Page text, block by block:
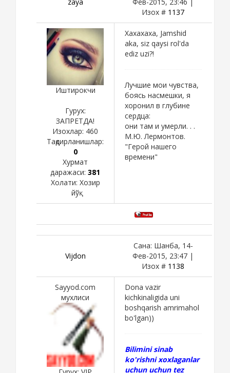
Изох # 1137
Иштирокчи
Гурух:
ЗАПРЕТДА!
Изохлар: 460
Тақдирланишлар:
0
Хурмат
даражаси: 381
Холати: Хозир
йўқ
Xaxaxaxa, Jamshid
aka, siz qaysi rol'da
ediz uzi?!
Лучшие мои чувства,
боясь насмешки, я
хоронил в глубине
сердца:
они там и умерли. . .
М.Ю. Лермонтов.
"Герой нашего
времени"
Vijdon
Сана: Шанба, 14-
Фев-2015, 23:47 |
Изох # 1138
Sayyod.com
мухлиси
Dona vazir
kichkinaligida uni
boshqarish amrimahol
bo'lgan))
Bilimini sinab
ko'rishni xoxlaganlar
uchun uchun tez